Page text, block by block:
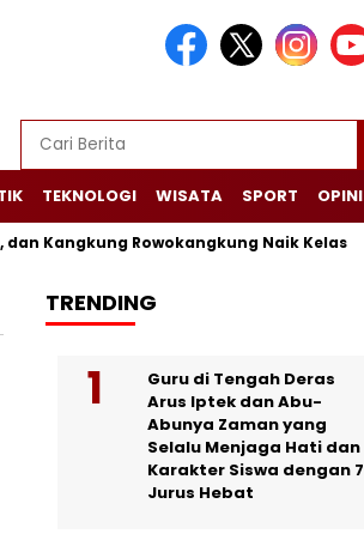
TEKNOLOGI WISATA SPORT OPINI
Kangkung Rowokangkung Naik Kelas
TRENDING
Guru di Tengah Deras
Arus Iptek dan Abu-
Abunya Zaman yang
Selalu Menjaga Hati dan
Karakter Siswa dengan 7
Jurus Hebat